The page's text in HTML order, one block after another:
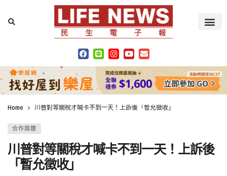
Home 川普對等關稅才喊卡不到一天！上訴後「暫允徵收」
合作媒體
川普對等關稅才喊卡不到一天！上訴後
「暫允徵收」